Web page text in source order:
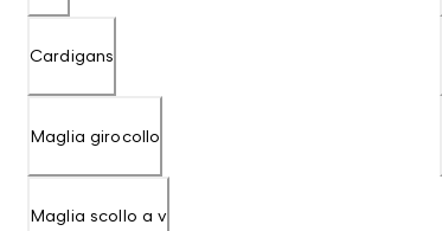
Cardigans
Maglia girocollo
Maglia scollo a v